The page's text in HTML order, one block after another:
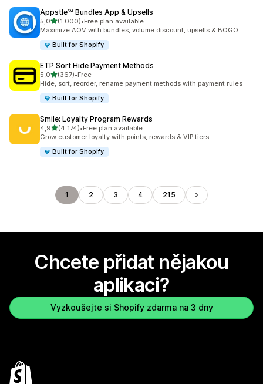
Appstle℠ Bundles App & Upsells
5,0z 5 hvězd
(1 000)
Celkový počet recenzí: 1000
•Free plan available
Maximize AOV with bundles, volume discount, upsells & BOGO
Built for Shopify
ETP Sort Hide Payment Methods
5,0z 5 hvězd
(367)
Celkový počet recenzí: 367
•Free
Hide, sort, reorder, rename payment methods with payment rules
Built for Shopify
Smile: Loyalty Program Rewards
4,9z 5 hvězd
(4 174)
Celkový počet recenzí: 4174
•Free plan available
Grow customer loyalty with points, rewards & VIP tiers
Built for Shopify
1 2 3 4 215
Chcete přidat nějakou
aplikaci?
Vyzkoušejte si Shopify zdarma na 3 dny